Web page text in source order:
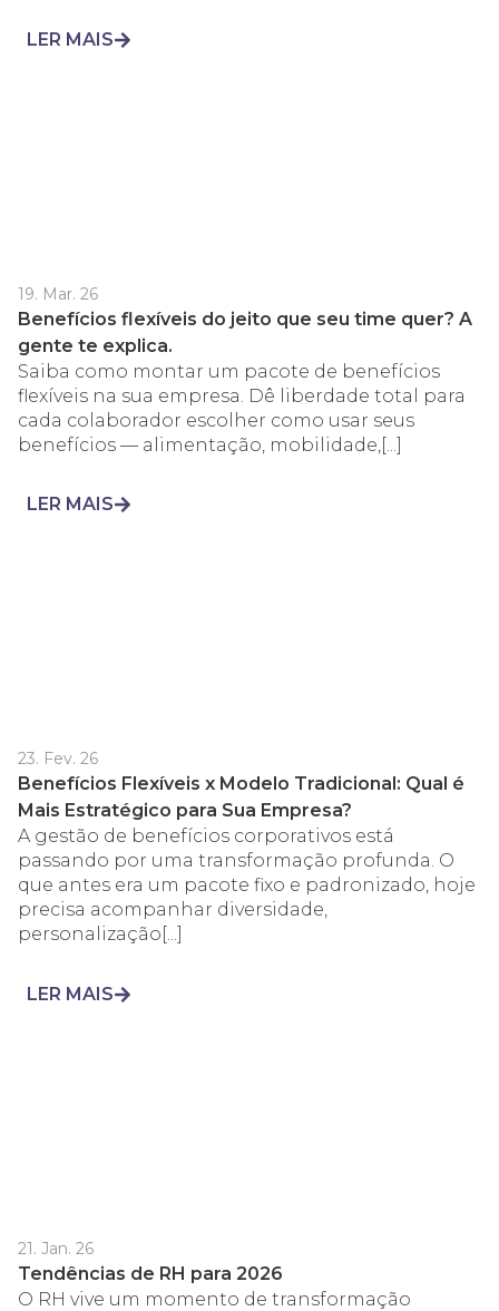
LER MAIS
19. Mar. 26
Benefícios flexíveis do jeito que seu time quer? A
gente te explica.
Saiba como montar um pacote de benefícios
flexíveis na sua empresa. Dê liberdade total para
cada colaborador escolher como usar seus
benefícios — alimentação, mobilidade,[...]
LER MAIS
23. Fev. 26
Benefícios Flexíveis x Modelo Tradicional: Qual é
Mais Estratégico para Sua Empresa?
A gestão de benefícios corporativos está
passando por uma transformação profunda. O
que antes era um pacote fixo e padronizado, hoje
precisa acompanhar diversidade,
personalização[...]
LER MAIS
21. Jan. 26
Tendências de RH para 2026
O RH vive um momento de transformação